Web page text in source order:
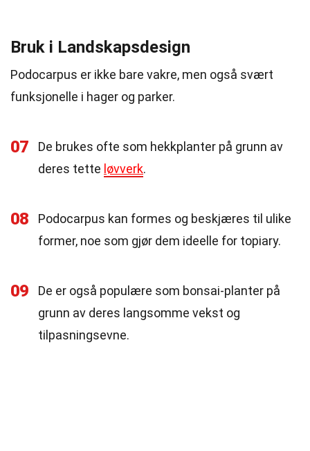
Bruk i Landskapsdesign
Podocarpus er ikke bare vakre, men også svært
funksjonelle i hager og parker.
07
De brukes ofte som hekkplanter på grunn av
deres tette løvverk.
08
Podocarpus kan formes og beskjæres til ulike
former, noe som gjør dem ideelle for topiary.
09
De er også populære som bonsai-planter på
grunn av deres langsomme vekst og
tilpasningsevne.